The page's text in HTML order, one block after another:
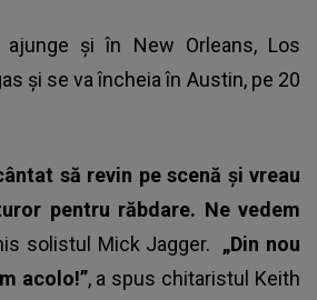
ajunge şi în New Orleans, Los
şi se va încheia în Austin, pe 20
să revin pe scenă şi vreau
pentru răbdare. Ne vedem
solistul Mick Jagger.
„Din nou
acolo!”, a spus chitaristul Keith